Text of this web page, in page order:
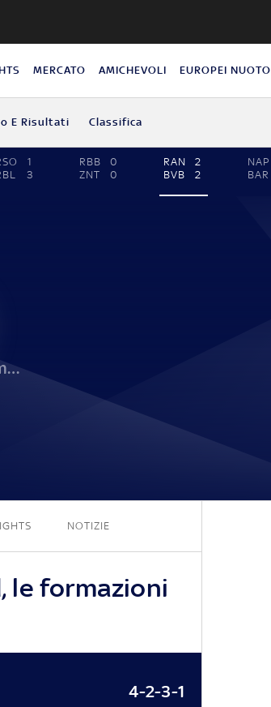
MERCATO AMICHEVOLI EUROPEI NUOTO
E Risultati Classifica
1
3
RBB
0
ZNT
0
RAN
2
BVB
2
NAP
BAR
Borussia Dortmund
NOTIZIE
le formazioni
4-2-3-1